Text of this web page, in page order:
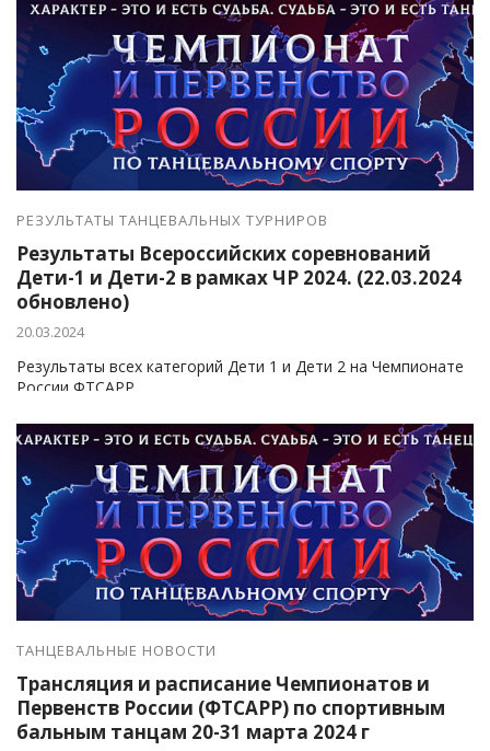
РЕЗУЛЬТАТЫ ТАНЦЕВАЛЬНЫХ ТУРНИРОВ
Результаты Всероссийских соревнований
Дети-1 и Дети-2 в рамках ЧР 2024. (22.03.2024
обновлено)
20.03.2024
Результаты всех категорий Дети 1 и Дети 2 на Чемпионате
России ФТСАРР
ТАНЦЕВАЛЬНЫЕ НОВОСТИ
Трансляция и расписание Чемпионатов и
Первенств России (ФТСАРР) по спортивным
бальным танцам 20-31 марта 2024 г